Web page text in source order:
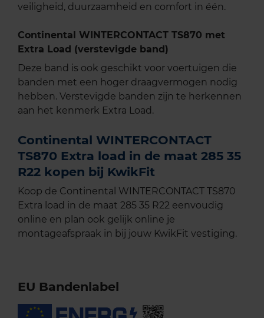
veiligheid, duurzaamheid en comfort in één.
Continental WINTERCONTACT TS870 met
Extra Load (verstevigde band)
Deze band is ook geschikt voor voertuigen die
banden met een hoger draagvermogen nodig
hebben. Verstevigde banden zijn te herkennen
aan het kenmerk Extra Load.
Continental WINTERCONTACT
TS870 Extra load in de maat 285 35
R22 kopen bij KwikFit
Koop de Continental WINTERCONTACT TS870
Extra load in de maat 285 35 R22 eenvoudig
online en plan ook gelijk online je
montageafspraak in bij jouw KwikFit vestiging.
EU Bandenlabel